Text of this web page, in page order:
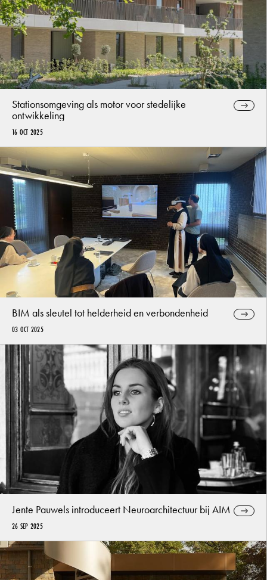
Stationsomgeving als motor voor stedelijke
ontwikkeling
16 OCT 2025
BIM als sleutel tot helderheid en verbondenheid
03 OCT 2025
Jente Pauwels introduceert Neuroarchitectuur bij AIM
26 SEP 2025